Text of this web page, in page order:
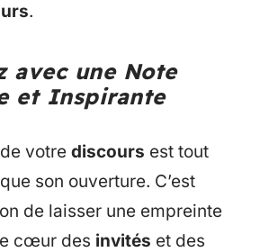
.
avec une Note
et Inspirante
votre discours est tout
son ouverture. C’est
de laisser une empreinte
cœur des invités et des